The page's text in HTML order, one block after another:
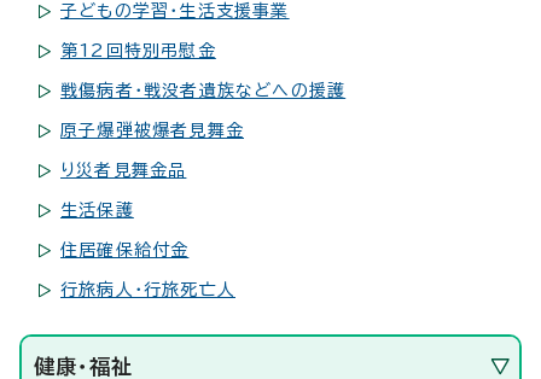
子どもの学習・生活支援事業
第12回特別弔慰金
戦傷病者・戦没者遺族などへの援護
原子爆弾被爆者見舞金
り災者見舞金品
生活保護
住居確保給付金
行旅病人・行旅死亡人
健康・福祉